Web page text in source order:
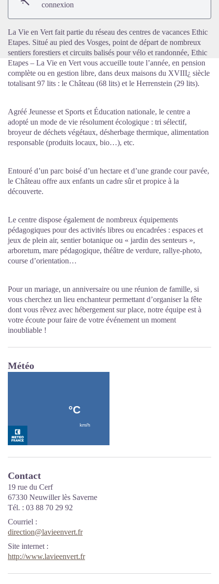
connexion
La Vie en Vert fait partie du réseau des centres de vacances Ethic
Etapes. Situé au pied des Vosges, point de départ de nombreux
sentiers forestiers et circuits balisés pour vélo et randonnée, Ethic
Etapes – La Vie en Vert vous accueille toute l’année, en pension
complète ou en gestion libre, dans deux maisons du XVIII¿ siècle
totalisant 97 lits : le Château (68 lits) et le Herrenstein (29 lits).
Agréé Jeunesse et Sports et Éducation nationale, le centre a
adopté un mode de vie résolument écologique : tri sélectif,
broyeur de déchets végétaux, désherbage thermique, alimentation
responsable (produits locaux, bio…), etc.
Entouré d’un parc boisé d’un hectare et d’une grande cour pavée,
le Château offre aux enfants un cadre sûr et propice à la
découverte.
Le centre dispose également de nombreux équipements
pédagogiques pour des activités libres ou encadrées : espaces et
jeux de plein air, sentier botanique ou « jardin des senteurs »,
arboretum, mare pédagogique, théâtre de verdure, rallye-photo,
course d’orientation…
Pour un mariage, un anniversaire ou une réunion de famille, si
vous cherchez un lieu enchanteur permettant d’organiser la fête
dont vous rêvez avec hébergement sur place, notre équipe est à
votre écoute pour faire de votre événement un moment
inoubliable !
Météo
Contact
19 rue du Cerf
67330 Neuwiller lès Saverne
Tél. : 03 88 70 29 92
Courriel :
direction@lavieenvert.fr
Site internet :
http://www.lavieenvert.fr